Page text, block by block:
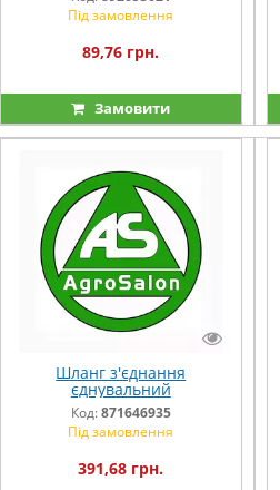
Під замовлення
89,76 грн.
Замовити
Шланг з'єднання
єднувальний
Код:871646935
Під замовлення
391,68 грн.